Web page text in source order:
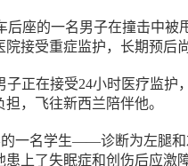
后座的一名男子在撞击中被
接受重症监护，长期预后
子正在接受24小时医疗监护
，飞往新西兰陪伴他。
一名学生——诊断为左腿和
上了失眠症和创伤后应激